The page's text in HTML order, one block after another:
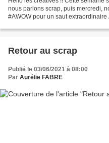
nous parlons scrap, puis mercredi,
#AWOW pour un saut
Retour au scrap
Publié le 03/06/2021 à 08:00
Par Aurélie FABRE